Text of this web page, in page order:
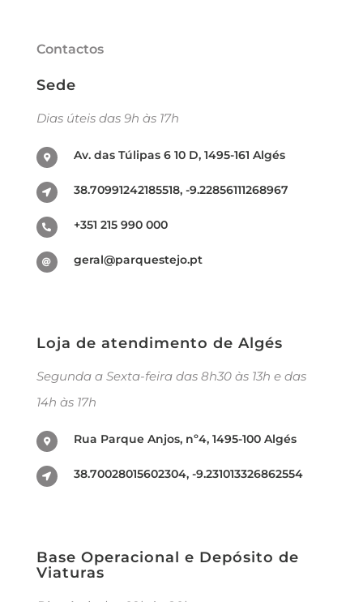
Contactos
Sede
Dias úteis das 9h às 17h
Av. das Túlipas 6 10 D, 1495-161 Algés
38.70991242185518, -9.22856111268967
+351 215 990 000
geral@parquestejo.pt
Loja de atendimento de Algés
Segunda a Sexta-feira das 8h30 às 13h e das
14h às 17h
Rua Parque Anjos, nº4, 1495-100 Algés
38.70028015602304, -9.231013326862554
Base Operacional e Depósito de
Viaturas